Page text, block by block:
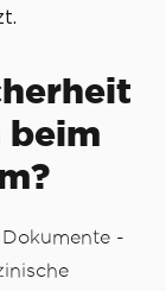
beim
-